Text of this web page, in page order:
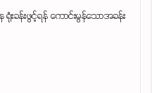
းခန်းဖွင့်ရန် ကောင်းမွန်သောအခန်း